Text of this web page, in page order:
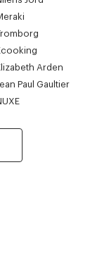
Arden
Paul Gaultier